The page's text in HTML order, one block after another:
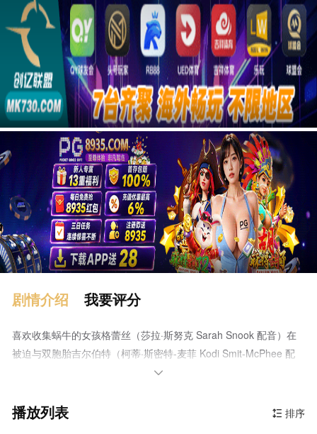
广告
剧情介绍 我要评分
喜欢收集蜗牛的女孩格蕾丝（莎拉·斯努克 Sarah Snook 配音）在
被迫与双胞胎吉尔伯特（柯蒂·斯密特-麦菲 Kodi Smit-McPhee 配
音）分开后，结识了古怪的老奶奶萍奇（杰基·韦佛 Jacki Weaver

 排序
播放列表